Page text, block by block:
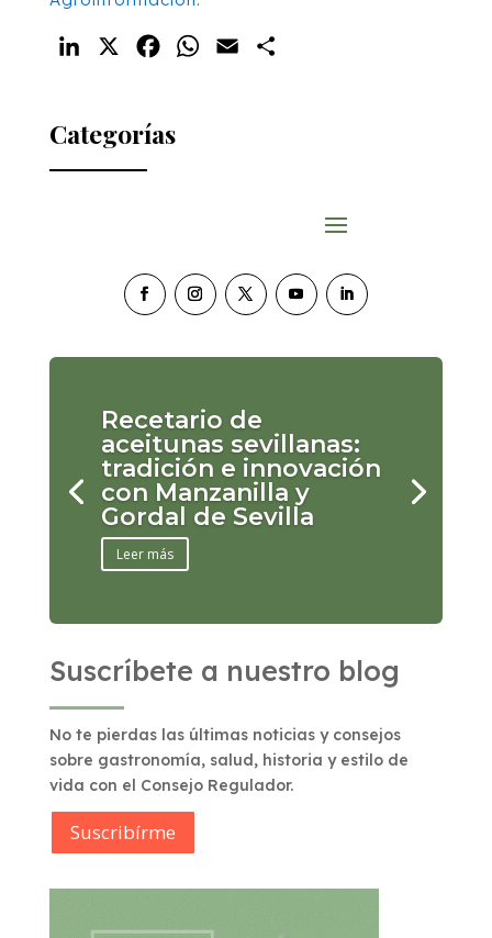
LinkedIn FacebookWhatsApp
Email
Categorías
Recetario de
aceitunas sevillanas:
tradición e innovación
con Manzanilla y
Gordal de Sevilla
Leer más
Suscríbete a nuestro blog
No te pierdas las últimas noticias y consejos
sobre gastronomía, salud, historia y estilo de
vida con el Consejo Regulador.
Suscribírme